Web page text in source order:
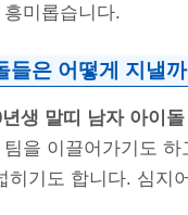
미롭습니다.
들은 어떻게 지낼
년생 말띠 남자 아이돌
을 이끌어가기도
히기도 합니다. 심지